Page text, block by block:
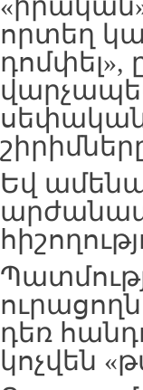
որտեղ
դոմփել»,
Եվ
դեռ
կոչվեն